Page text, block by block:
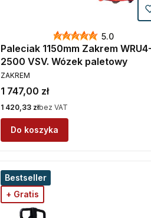
5.0
Paleciak 1150mm Zakrem WRU4-
2500 VSV. Wózek paletowy
PRODUCENT
ZAKREM
Cena
1 747,00 zł
Cena
1 420,33 złbez VAT
Do koszyka
Bestseller
+ Gratis